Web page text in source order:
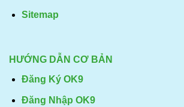
Sitemap
HƯỚNG DẪN CƠ BẢN
Đăng Ký OK9
Đăng Nhập OK9